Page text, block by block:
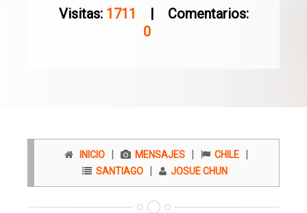
Visitas:1711
| Comentarios:
0
INICIO | MENSAJES | CHILE |
SANTIAGO | JOSUE CHUN